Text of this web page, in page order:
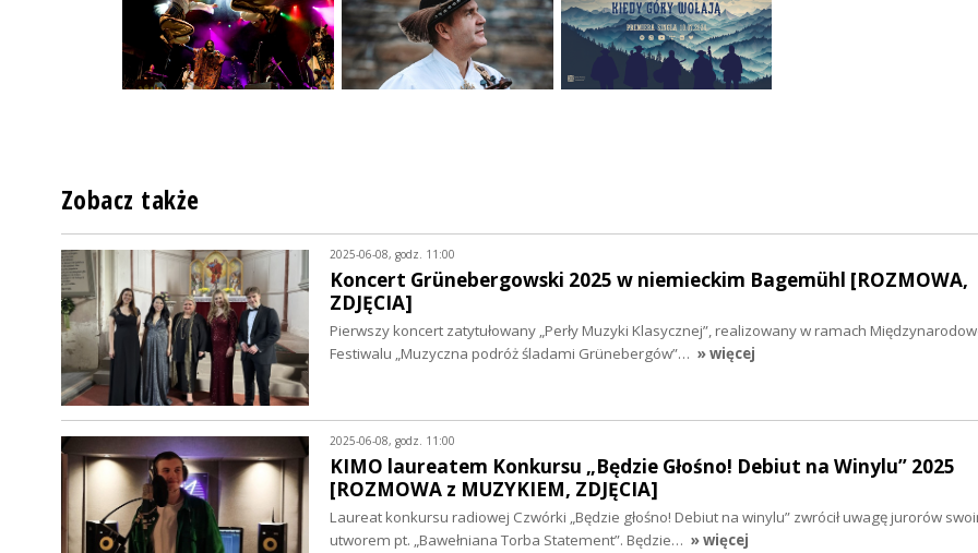
Zobacz także
2025-06-08, godz. 11:00
Koncert Grünebergowski 2025 w niemieckim Bagemühl [ROZMOWA,
ZDJĘCIA]
Pierwszy koncert zatytułowany „Perły Muzyki Klasycznej”, realizowany w ramach
Festiwalu „Muzyczna podróż śladami Grünebergów”… » więcej
2025-06-08, godz. 11:00
KIMO laureatem Konkursu „Będzie Głośno! Debiut na Winylu” 2025
[ROZMOWA z MUZYKIEM, ZDJĘCIA]
Laureat konkursu radiowej Czwórki „Będzie głośno! Debiut na winylu” zwrócił uwagę jurorów
utworem pt. „Bawełniana Torba Statement”. Będzie… » więcej